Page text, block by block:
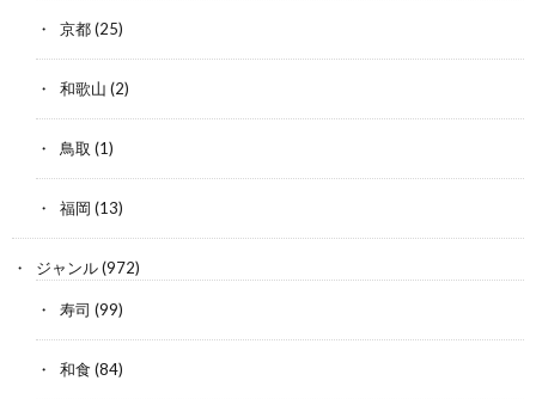
京都(25)
和歌山 (2)
鳥取 (1)
福岡 (13)
ジャンル(972)
寿司 (99)
和食 (84)